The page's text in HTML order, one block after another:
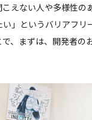
えない人や多様性の
」というバリアフリ
、まずは、開発者の